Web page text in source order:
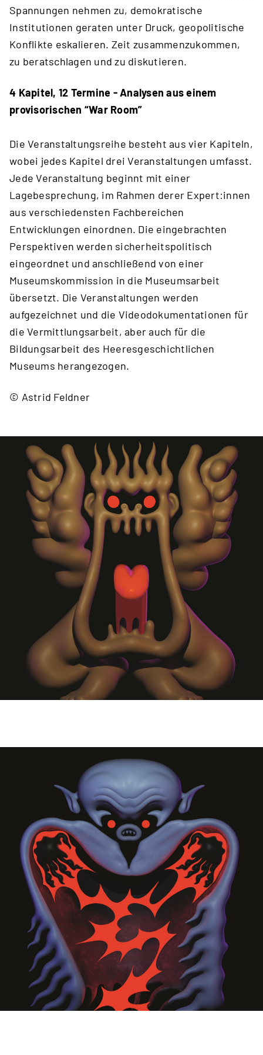
Spannungen nehmen zu, demokratische
Institutionen geraten unter Druck, geopolitische
Konflikte eskalieren. Zeit zusammenzukommen,
zu beratschlagen und zu diskutieren.
4 Kapitel, 12 Termine - Analysen aus einem
provisorischen “War Room”
Die Veranstaltungsreihe besteht aus vier Kapiteln,
wobei jedes Kapitel drei Veranstaltungen umfasst.
Jede Veranstaltung beginnt mit einer
Lagebesprechung, im Rahmen derer Expert:innen
aus verschiedensten Fachbereichen
Entwicklungen einordnen. Die eingebrachten
Perspektiven werden sicherheitspolitisch
eingeordnet und anschließend von einer
Museumskommission in die Museumsarbeit
übersetzt. Die Veranstaltungen werden
aufgezeichnet und die Videodokumentationen für
die Vermittlungsarbeit, aber auch für die
Bildungsarbeit des Heeresgeschichtlichen
Museums herangezogen.
© Astrid Feldner